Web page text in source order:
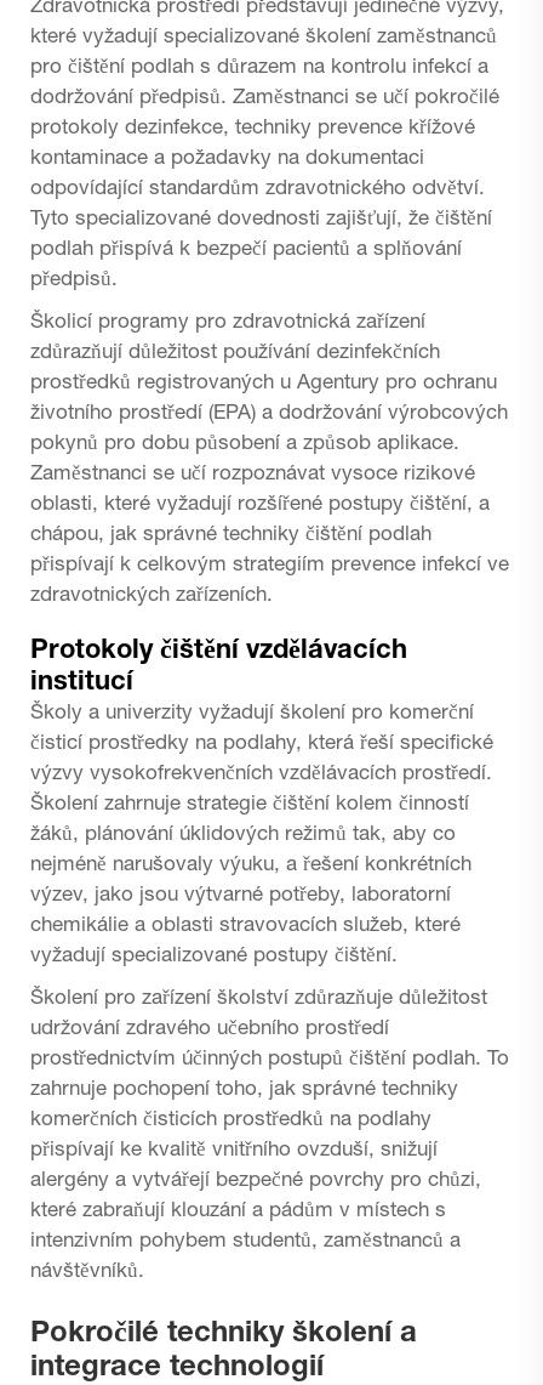
Zdravotnická prostředí představují jedinečné výzvy,
které vyžadují specializované školení zaměstnanců
pro čištění podlah s důrazem na kontrolu infekcí a
dodržování předpisů. Zaměstnanci se učí pokročilé
protokoly dezinfekce, techniky prevence křížové
kontaminace a požadavky na dokumentaci
odpovídající standardům zdravotnického odvětví.
Tyto specializované dovednosti zajišťují, že čištění
podlah přispívá k bezpečí pacientů a splňování
předpisů.
Školicí programy pro zdravotnická zařízení
zdůrazňují důležitost používání dezinfekčních
prostředků registrovaných u Agentury pro ochranu
životního prostředí (EPA) a dodržování výrobcových
pokynů pro dobu působení a způsob aplikace.
Zaměstnanci se učí rozpoznávat vysoce rizikové
oblasti, které vyžadují rozšířené postupy čištění, a
chápou, jak správné techniky čištění podlah
přispívají k celkovým strategiím prevence infekcí ve
zdravotnických zařízeních.
Protokoly čištění vzdělávacích
institucí
Školy a univerzity vyžadují školení pro komerční
čisticí prostředky na podlahy, která řeší specifické
výzvy vysokofrekvenčních vzdělávacích prostředí.
Školení zahrnuje strategie čištění kolem činností
žáků, plánování úklidových režimů tak, aby co
nejméně narušovaly výuku, a řešení konkrétních
výzev, jako jsou výtvarné potřeby, laboratorní
chemikálie a oblasti stravovacích služeb, které
vyžadují specializované postupy čištění.
Školení pro zařízení školství zdůrazňuje důležitost
udržování zdravého učebního prostředí
prostřednictvím účinných postupů čištění podlah. To
zahrnuje pochopení toho, jak správné techniky
komerčních čisticích prostředků na podlahy
přispívají ke kvalitě vnitřního ovzduší, snižují
alergény a vytvářejí bezpečné povrchy pro chůzi,
které zabraňují klouzání a pádům v místech s
intenzivním pohybem studentů, zaměstnanců a
návštěvníků.
Pokročilé techniky školení a
integrace technologií